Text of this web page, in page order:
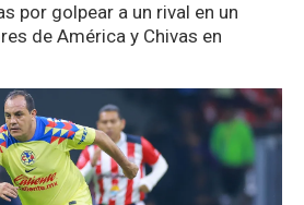
por golpear a un rival en un
de América y Chivas en